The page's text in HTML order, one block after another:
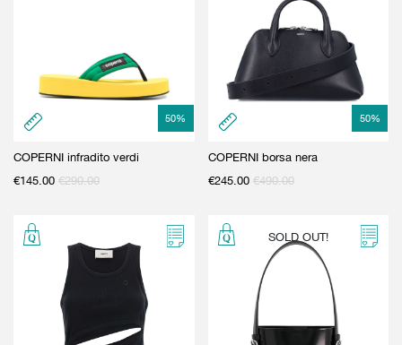
50%
COPERNI infradito verdi
€145.00 €290.00
50%
COPERNI borsa nera
€245.00 €490.00
SOLD OUT!